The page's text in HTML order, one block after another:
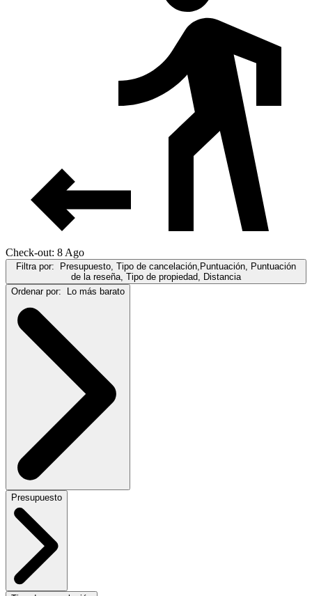
Check-out: 8 Ago
Filtra por:
Presupuesto, Tipo de cancelación,Puntuación, Puntuación
de la reseña, Tipo de propiedad, Distancia
Ordenar por:
Lo más barato
Presupuesto